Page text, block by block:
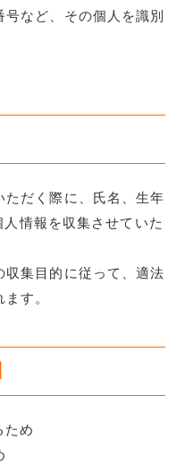
など、その個人を識別
だく際に、氏名、生年
情報を収集させていた
収集目的に従って、適法
す。
ため